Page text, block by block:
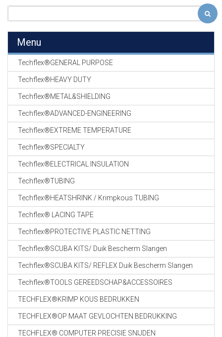
Menu
Techflex®GENERAL PURPOSE
Techflex®HEAVY DUTY
Techflex®METAL&SHIELDING
Techflex®ADVANCED-ENGINEERING
Techflex®EXTREME TEMPERATURE
Techflex®SPECIALTY
Techflex®ELECTRICAL INSULATION
Techflex®TUBING
Techflex®HEATSHRINK / Krimpkous TUBING
Techflex® LACING TAPE
Techflex®PROTECTIVE PLASTIC NETTING
Techflex®SCUBA KITS/ Duik Bescherm Slangen
Techflex®SCUBA KITS/ REFLEX Duik Bescherm Slangen
Techflex®TOOLS GEREEDSCHAP&ACCESSOIRES
TECHFLEX®KRIMP KOUS BEDRUKKEN
TECHFLEX®OP MAAT GEVLOCHTEN BEDRUKKING
TECHFLEX® COMPUTER PRECISIE SNIJDEN